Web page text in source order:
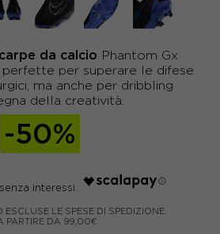
da calcio Phantom Gx
per superare le difese
ma anche per dribbling
della creatività.
-50%
LE SPESE DI SPEDIZIONE.
PARTIRE DA 99,00€